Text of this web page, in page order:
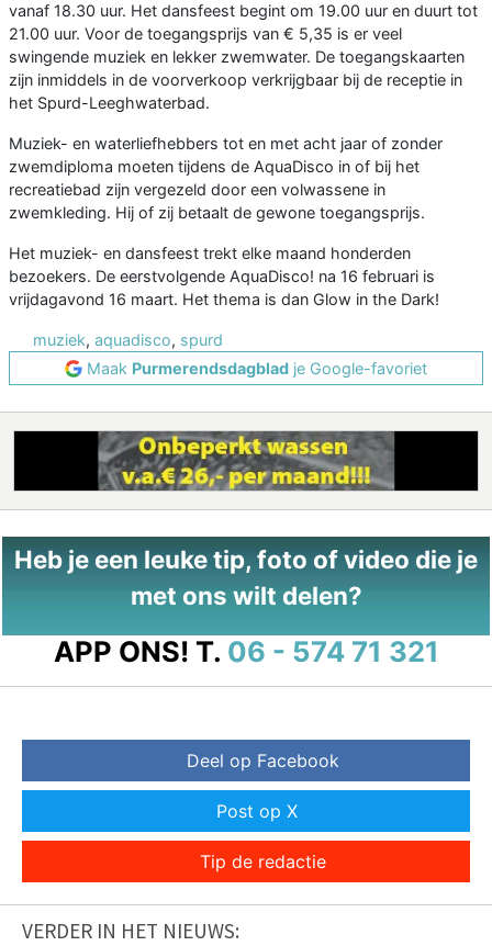
vanaf 18.30 uur. Het dansfeest begint om 19.00 uur en duurt tot
21.00 uur. Voor de toegangsprijs van € 5,35 is er veel
swingende muziek en lekker zwemwater. De toegangskaarten
zijn inmiddels in de voorverkoop verkrijgbaar bij de receptie in
het Spurd-Leeghwaterbad.
Muziek- en waterliefhebbers tot en met acht jaar of zonder
zwemdiploma moeten tijdens de AquaDisco in of bij het
recreatiebad zijn vergezeld door een volwassene in
zwemkleding. Hij of zij betaalt de gewone toegangsprijs.
Het muziek- en dansfeest trekt elke maand honderden
bezoekers. De eerstvolgende AquaDisco! na 16 februari is
vrijdagavond 16 maart. Het thema is dan Glow in the Dark!
muziek, aquadisco, spurd
Maak Purmerendsdagblad je Google-favoriet
Heb je een leuke tip, foto of video die je
met ons wilt delen?
APP ONS! T. 06 - 574 71 321
Deel op Facebook
Post op X
Tip de redactie
VERDER IN HET NIEUWS: